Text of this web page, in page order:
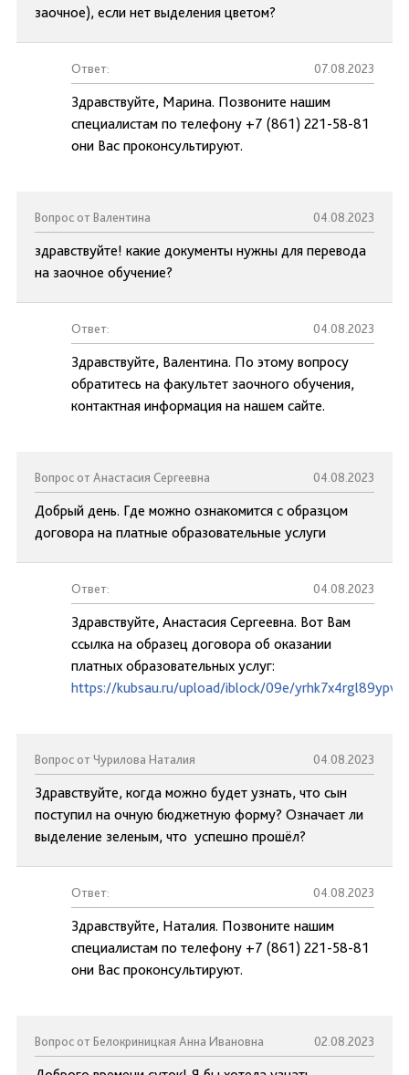
заочное), если нет выделения цветом?
Ответ: 07.08.2023
Здравствуйте, Марина. Позвоните нашим
специалистам по телефону +7 (861) 221-58-81
они Вас проконсультируют.
Вопрос от Валентина 04.08.2023
здравствуйте! какие документы нужны для перевода
на заочное обучение?
Ответ: 04.08.2023
Здравствуйте, Валентина. По этому вопросу
обратитесь на факультет заочного обучения,
контактная информация на нашем сайте.
Вопрос от Анастасия Сергеевна 04.08.2023
Добрый день. Где можно ознакомится с образцом
договора на платные образовательные услуги
Ответ: 04.08.2023
Здравствуйте, Анастасия Сергеевна. Вот Вам
ссылка на образец договора об оказании
платных образовательных услуг:
https://kubsau.ru/upload/iblock/09e/
Вопрос от Чурилова Наталия 04.08.2023
Здравствуйте, когда можно будет узнать, что сын
поступил на очную бюджетную форму? Означает ли
выделение зеленым, что успешно прошёл?
Ответ: 04.08.2023
Здравствуйте, Наталия. Позвоните нашим
специалистам по телефону +7 (861) 221-58-81
они Вас проконсультируют.
Вопрос от Белокриницкая Анна Ивановна 02.08.2023